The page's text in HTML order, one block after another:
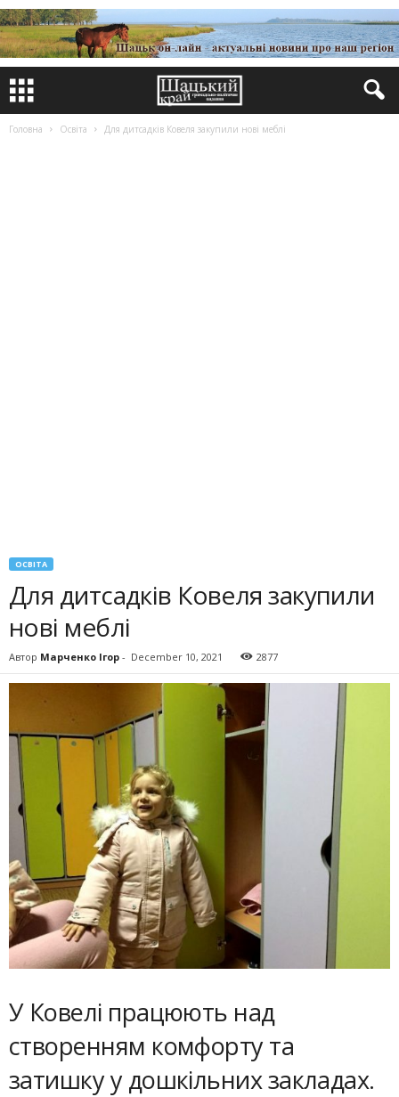
Головна Освіта Для дитсадків Ковеля закупили нові меблі
ОСВІТА
Для дитсадків Ковеля закупили
нові меблі
Автор Марченко Ігор - December 10, 2021 2877
У Ковелі працюють над
створенням комфорту та
затишку у дошкільних закладах.